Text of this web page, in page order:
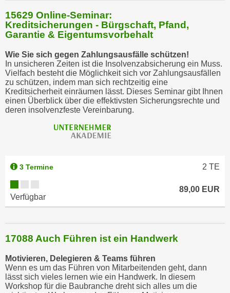
15629 Online-Seminar:
Kreditsicherungen - Bürgschaft, Pfand,
Garantie & Eigentumsvorbehalt
Wie Sie sich gegen Zahlungsausfälle schützen!
In unsicheren Zeiten ist die Insolvenzabsicherung ein Muss.
Vielfach besteht die Möglichkeit sich vor Zahlungsausfällen
zu schützen, indem man sich rechtzeitig eine
Kreditsicherheit einräumen lässt. Dieses Seminar gibt Ihnen
einen Überblick über die effektivsten Sicherungsrechte und
deren insolvenzfeste Vereinbarung.
3 Termine 2 TE
Verfügbar
89,00 EUR
17088 Auch Führen ist ein Handwerk
Motivieren, Delegieren & Teams führen
Wenn es um das Führen von Mitarbeitenden geht, dann
lässt sich vieles lernen wie ein Handwerk. In diesem
Workshop für die Baubranche dreht sich alles um die